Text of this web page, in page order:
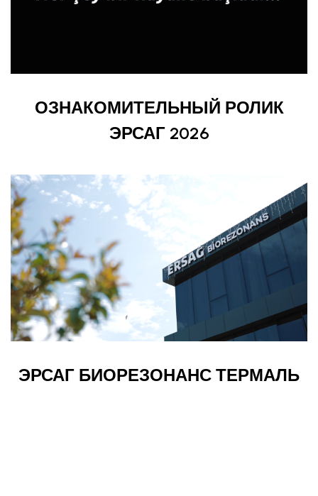
ОЗНАКОМИТЕЛЬНЫЙ РОЛИК
ЭРСАГ 2026
ЭРСАГ БИОРЕЗОНАНС ТЕРМАЛЬ